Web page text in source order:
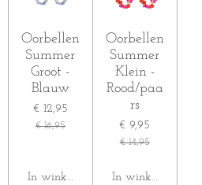
Oorbellen
Summer
Groot -
Blauw
€ 12,95
€ 16,95
In winkelwagen
Oorbellen
Summer
Klein -
Rood/paa
rs
€ 9,95
€ 14,95
In winkelwagen